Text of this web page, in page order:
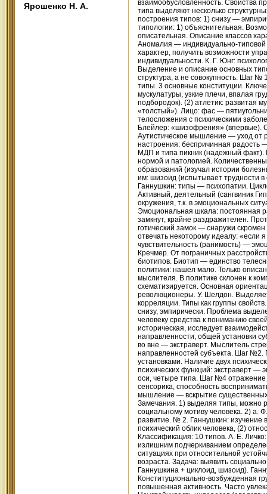
Ярошенко Н. А.